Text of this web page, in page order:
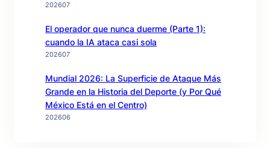
202607
El operador que nunca duerme (Parte 1):
cuando la IA ataca casi sola
202607
Mundial 2026: La Superficie de Ataque Más
Grande en la Historia del Deporte (y Por Qué
México Está en el Centro)
202606